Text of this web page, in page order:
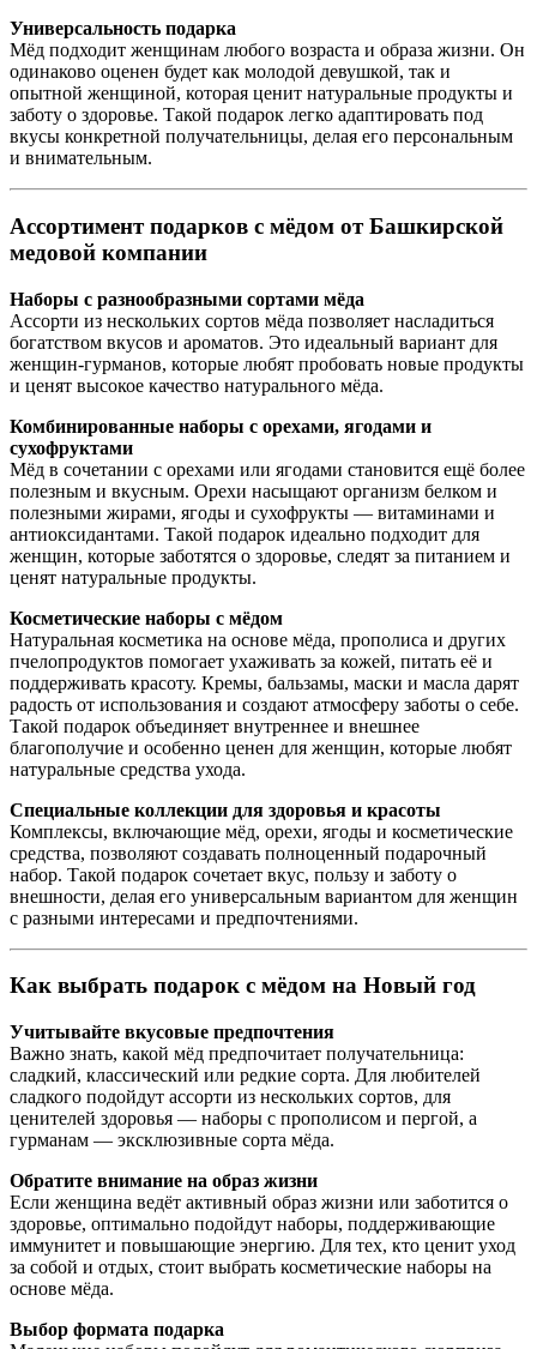
Универсальность подарка
Мёд подходит женщинам любого возраста и образа жизни. Он
одинаково оценен будет как молодой девушкой, так и
опытной женщиной, которая ценит натуральные продукты и
заботу о здоровье. Такой подарок легко адаптировать под
вкусы конкретной получательницы, делая его персональным
и внимательным.
Ассортимент подарков с мёдом от Башкирской
медовой компании
Наборы с разнообразными сортами мёда
Ассорти из нескольких сортов мёда позволяет насладиться
богатством вкусов и ароматов. Это идеальный вариант для
женщин-гурманов, которые любят пробовать новые продукты
и ценят высокое качество натурального мёда.
Комбинированные наборы с орехами, ягодами и
сухофруктами
Мёд в сочетании с орехами или ягодами становится ещё более
полезным и вкусным. Орехи насыщают организм белком и
полезными жирами, ягоды и сухофрукты — витаминами и
антиоксидантами. Такой подарок идеально подходит для
женщин, которые заботятся о здоровье, следят за питанием и
ценят натуральные продукты.
Косметические наборы с мёдом
Натуральная косметика на основе мёда, прополиса и других
пчелопродуктов помогает ухаживать за кожей, питать её и
поддерживать красоту. Кремы, бальзамы, маски и масла дарят
радость от использования и создают атмосферу заботы о себе.
Такой подарок объединяет внутреннее и внешнее
благополучие и особенно ценен для женщин, которые любят
натуральные средства ухода.
Специальные коллекции для здоровья и красоты
Комплексы, включающие мёд, орехи, ягоды и косметические
средства, позволяют создавать полноценный подарочный
набор. Такой подарок сочетает вкус, пользу и заботу о
внешности, делая его универсальным вариантом для женщин
с разными интересами и предпочтениями.
Как выбрать подарок с мёдом на Новый год
Учитывайте вкусовые предпочтения
Важно знать, какой мёд предпочитает получательница:
сладкий, классический или редкие сорта. Для любителей
сладкого подойдут ассорти из нескольких сортов, для
ценителей здоровья — наборы с прополисом и пергой, а
гурманам — эксклюзивные сорта мёда.
Обратите внимание на образ жизни
Если женщина ведёт активный образ жизни или заботится о
здоровье, оптимально подойдут наборы, поддерживающие
иммунитет и повышающие энергию. Для тех, кто ценит уход
за собой и отдых, стоит выбрать косметические наборы на
основе мёда.
Выбор формата подарка